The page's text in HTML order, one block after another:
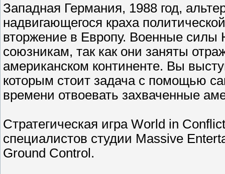
Западная Германия, 1988 год,
надвигающегося краха
вторжение в Европу. Военные силы
союзникам, так как они заняты
американском континенте. Вы
которым стоит задача с помощью
времени отвоевать захваченные
Стратегическая игра World in
специалистов студии Massive
Ground Control.